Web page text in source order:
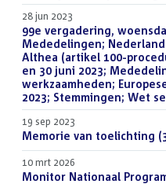
28 jun 2023
Download
bestand:
99e vergadering,
Mededelingen;
Althea (artikel 100-
en 30 juni 2023;
werkzaamheden;
2023; Stemmingen; Wet
19 sep 2023
Download
bestand:
Memorie van toelichting
10 mrt 2026
Download
Monitor Nationaal